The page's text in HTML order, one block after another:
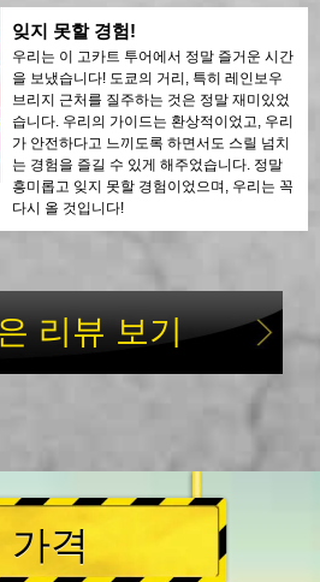
잊지 못할 경험!
우리는 이 고카트 투어에서 정말 즐거운 시간
을 보냈습니다! 도쿄의 거리, 특히 레인보우
브리지 근처를 질주하는 것은 정말 재미있었
습니다. 우리의 가이드는 환상적이었고, 우리
가 안전하다고 느끼도록 하면서도 스릴 넘치
는 경험을 즐길 수 있게 해주었습니다. 정말
흥미롭고 잊지 못할 경험이었으며, 우리는 꼭
다시 올 것입니다!
리뷰 보기
가격